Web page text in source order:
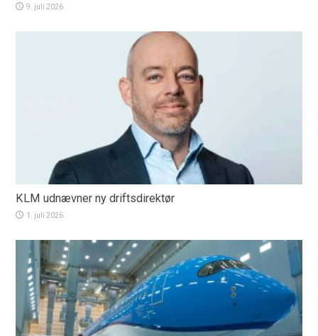
9. juli 2026
KLM udnævner ny driftsdirektør
1. juli 2026